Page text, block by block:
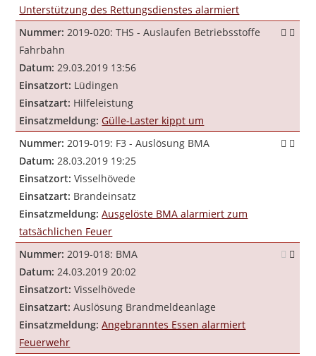
Unterstützung des Rettungsdienstes alarmiert
Nummer: 2019-020: THS - Auslaufen Betriebsstoffe
Fahrbahn
Datum: 29.03.2019 13:56
Einsatzort: Lüdingen
Einsatzart: Hilfeleistung
Einsatzmeldung: Gülle-Laster kippt um
Nummer: 2019-019: F3 - Auslösung BMA
Datum: 28.03.2019 19:25
Einsatzort: Visselhövede
Einsatzart: Brandeinsatz
Einsatzmeldung: Ausgelöste BMA alarmiert zum
tatsächlichen Feuer
Nummer: 2019-018: BMA
Datum: 24.03.2019 20:02
Einsatzort: Visselhövede
Einsatzart: Auslösung Brandmeldeanlage
Einsatzmeldung: Angebranntes Essen alarmiert
Feuerwehr